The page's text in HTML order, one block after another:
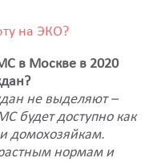
на ЭКО?
в Москве в 2020
не выделяют –
будет доступно как
домохозяйкам.
нормам и